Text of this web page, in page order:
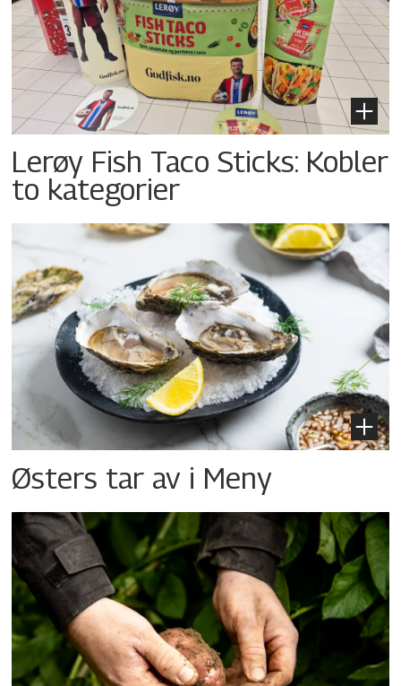
Lerøy Fish Taco Sticks: Kobler
to kategorier
Østers tar av i Meny